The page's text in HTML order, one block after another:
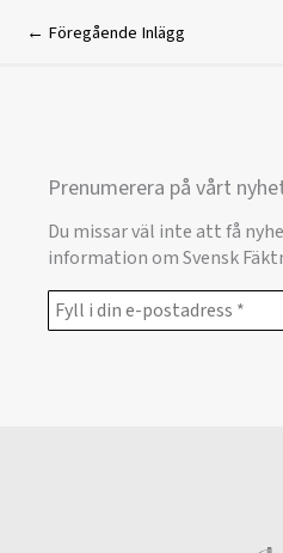
← Föregående Inlägg
Prenumerera på vårt
Du missar väl inte att få
information om Svensk